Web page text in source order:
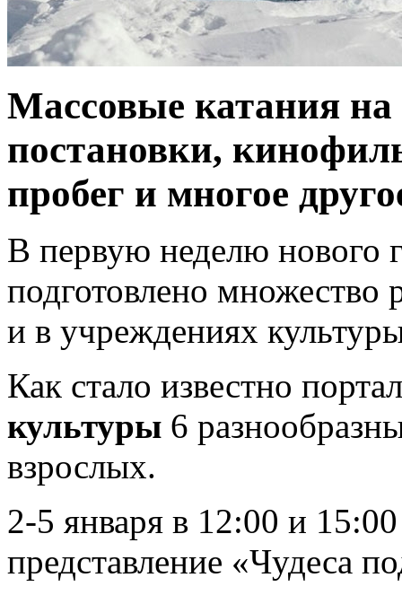
Массовые катания на
постановки,
пробег и многое
В первую неделю нового
подготовлено множество
и в учреждениях
Как стало известно
культуры 6
взрослых.
2-5 января в 12:00 и
представление «Чудеса